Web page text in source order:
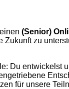
(Senior)
zu
Du entwickelst
für unsere